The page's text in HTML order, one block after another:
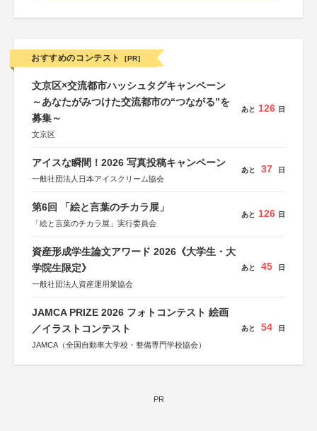
おすすめのコンテスト [PR]
文京区×交流都市ハッシュタグキャンペーン
～あなたがみつけた交流都市の“つながる”を
募集～
文京区
あと 126 日
アイスな瞬間！2026 写真投稿キャンペーン
一般社団法人日本アイスクリーム協会
あと 37 日
第6回 「絵と言葉のチカラ展」
「絵と言葉のチカラ展」実行委員会
あと 126 日
資産形成学生論文アワード 2026《大学生・大
学院生限定》
一般社団法人資産運用業協会
あと 45 日
JAMCA PRIZE 2026 フォトコンテスト 絵画
／イラストコンテスト
JAMCA（全国自動車大学校・整備専門学校協会）
あと 54 日
PR